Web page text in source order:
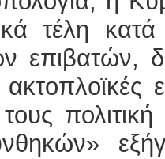
τέλη
επιβατών,
ακτοπλοϊκές
τους